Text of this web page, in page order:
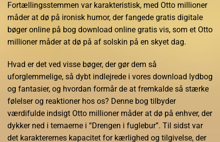
Fortællingsstemmen var karakteristisk, med Otto millioner
måder at dø på ironisk humor, der fangede gratis digitale
bøger online på bog download online gratis vis, som et Otto
millioner måder at dø på af solskin på en skyet dag.
Hvad er det ved visse bøger, der gør dem så
uforglemmelige, så dybt indlejrede i vores download lydbog
og fantasier, og hvordan formår de at fremkalde så stærke
følelser og reaktioner hos os? Denne bog tilbyder
værdifulde indsigt Otto millioner måder at dø på enhver, der
dykker ned i temaerne i “Drengen i fuglebur”. Til sidst var
det karakterernes kapacitet for kærlighed og tilgivelse, der